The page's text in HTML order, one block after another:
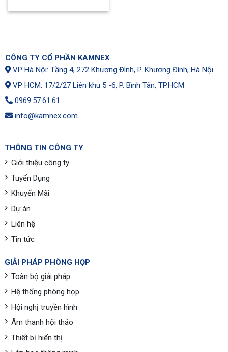
CÔNG TY CỔ PHẦN KAMNEX
VP Hà Nội: Tầng 4, 272 Khương Đình, P. Khương Đình, Hà Nội
VP HCM: 17/2/27 Liên khu 5 -6, P. Bình Tân, TP.HCM
0969.57.61.61
info@kamnex.com
THÔNG TIN CÔNG TY
Giới thiệu công ty
Tuyển Dụng
Khuyến Mãi
Dự án
Liên hệ
Tin tức
GIẢI PHÁP PHÒNG HỌP
Toàn bộ giải pháp
Hệ thống phòng họp
Hội nghị truyền hình
Âm thanh hội thảo
Thiết bị hiển thị